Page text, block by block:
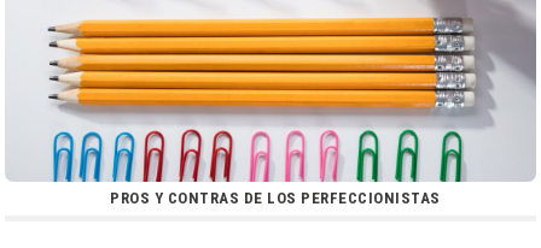
PROS Y CONTRAS DE LOS PERFECCIONISTAS